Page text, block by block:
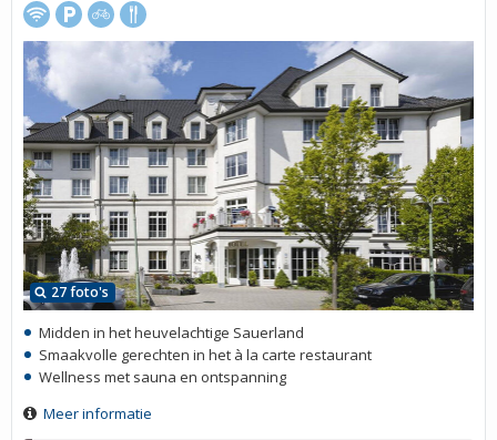
27 foto's
Midden in het heuvelachtige Sauerland
Smaakvolle gerechten in het à la carte restaurant
Wellness met sauna en ontspanning
Meer informatie